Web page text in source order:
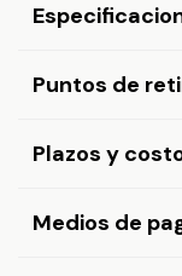
Puntos de
Plazos y
Medios de